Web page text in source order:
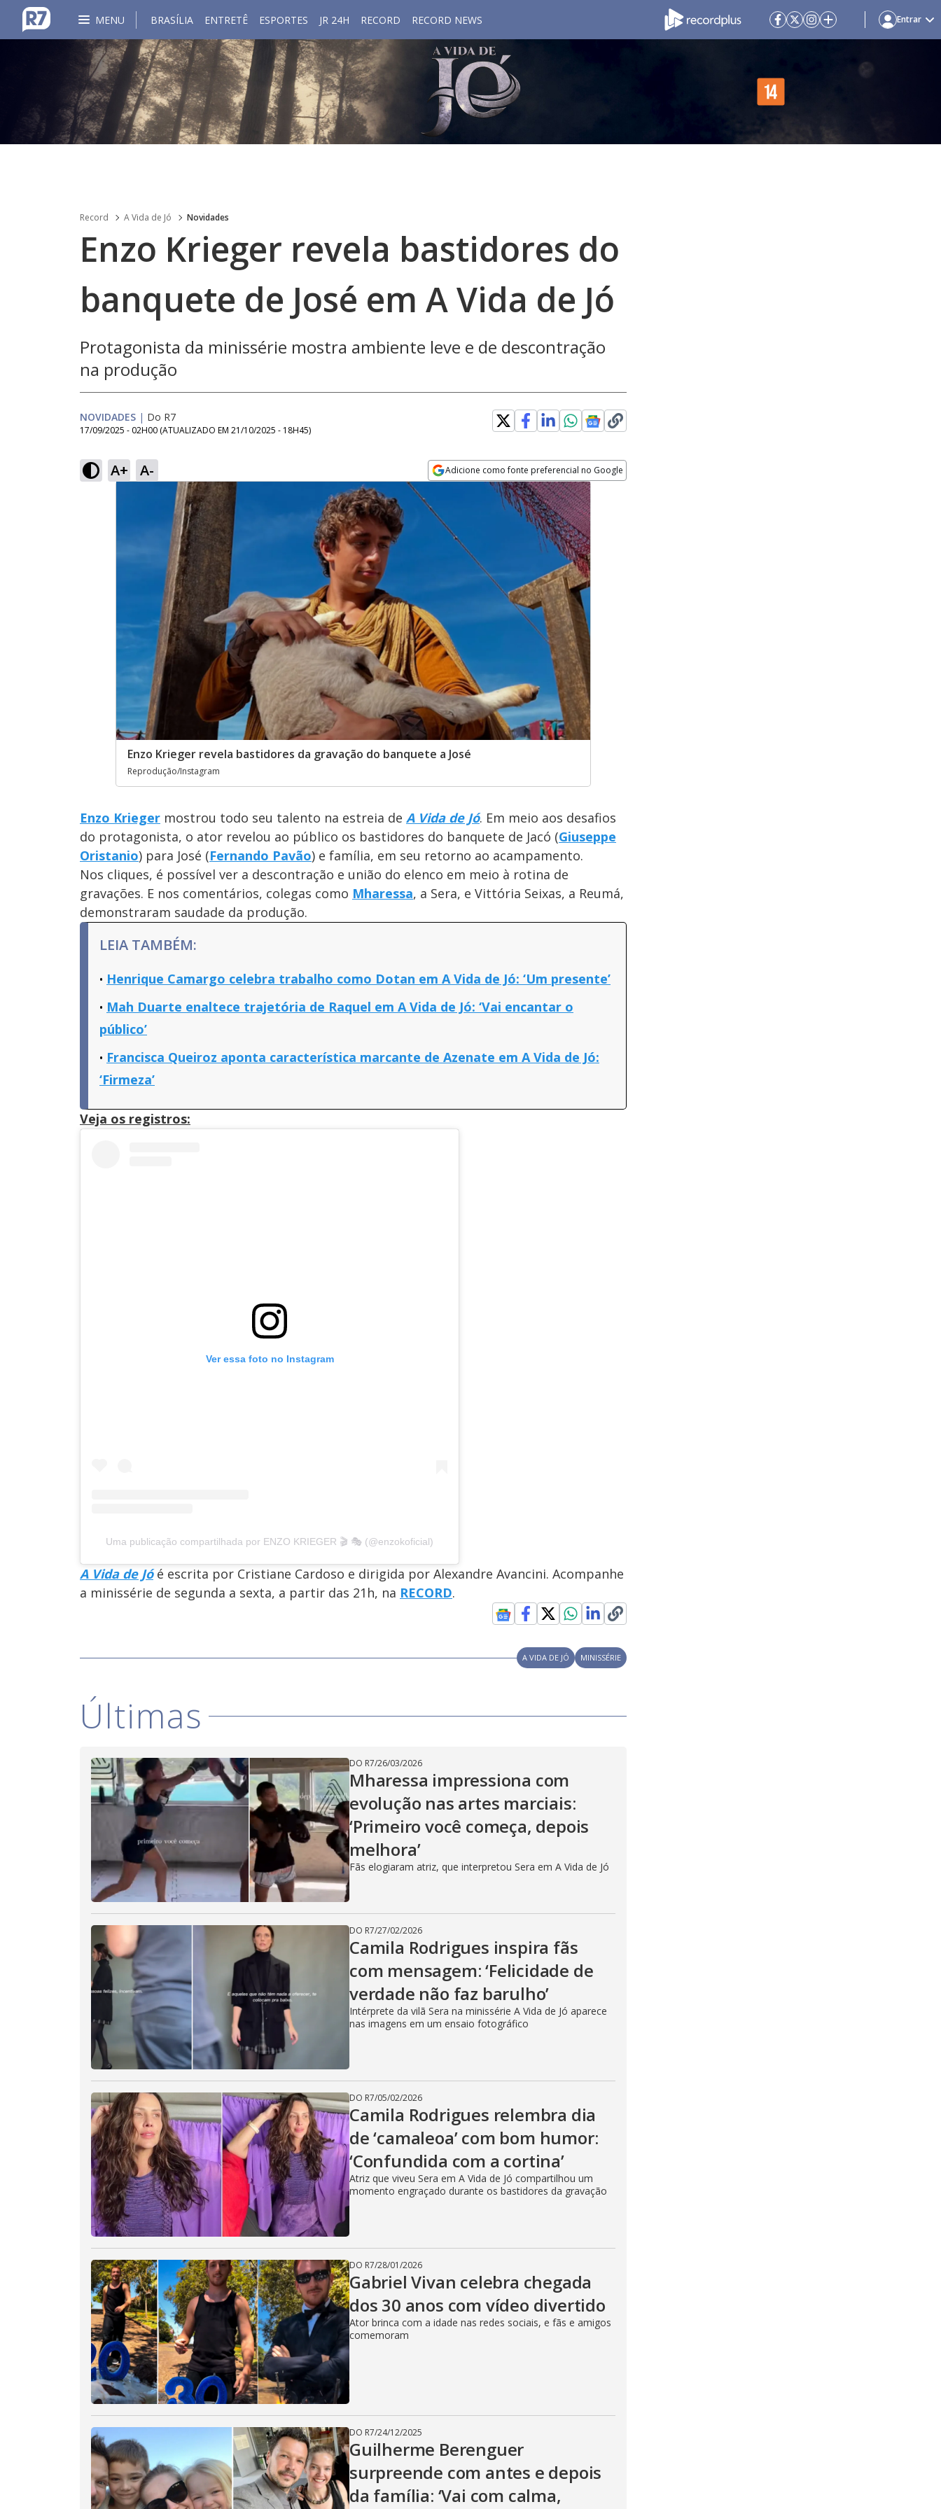
MENU BRASÍLIA ENTRETÊ ESPORTES JR 24H RECORD RECORD NEWS Entrar
Record A Vida de Jó Novidades
Enzo Krieger revela bastidores do
banquete de José em A Vida de Jó
Protagonista da minissérie mostra ambiente leve e de descontração
na produção
NOVIDADES | Do R7
17/09/2025 - 02H00 (ATUALIZADO EM 21/10/2025 - 18H45)
A+ A- Adicione como fonte preferencial no Google
Opens in new window
Enzo Krieger revela bastidores da gravação do banquete a José
Reprodução/Instagram
Enzo Krieger mostrou todo seu talento na estreia de A Vida de Jó. Em meio aos desafios
do protagonista, o ator revelou ao público os bastidores do banquete de Jacó (Giuseppe
Oristanio) para José (Fernando Pavão) e família, em seu retorno ao acampamento.
Nos cliques, é possível ver a descontração e união do elenco em meio à rotina de
gravações. E nos comentários, colegas como Mharessa, a Sera, e Vittória Seixas, a Reumá,
demonstraram saudade da produção.
LEIA TAMBÉM:
Henrique Camargo celebra trabalho como Dotan em A Vida de Jó: ‘Um presente’
Mah Duarte enaltece trajetória de Raquel em A Vida de Jó: ‘Vai encantar o
público’
Francisca Queiroz aponta característica marcante de Azenate em A Vida de Jó:
‘Firmeza’
Veja os registros:
Ver essa foto no Instagram
Uma publicação compartilhada por ENZO KRIEGER 🎬 🎭 (@enzokoficial)
A Vida de Jóé escrita por Cristiane Cardoso e dirigida por Alexandre Avancini. Acompanhe
a minissérie de segunda a sexta, a partir das 21h, na RECORD.
A VIDA DE JÓ MINISSÉRIE
Últimas
DO R7/26/03/2026
Mharessa impressiona com
evolução nas artes marciais:
‘Primeiro você começa, depois
melhora’
Fãs elogiaram atriz, que interpretou Sera em A Vida de Jó
DO R7/27/02/2026
Camila Rodrigues inspira fãs
com mensagem: ‘Felicidade de
verdade não faz barulho’
Intérprete da vilã Sera na minissérie A Vida de Jó aparece
nas imagens em um ensaio fotográfico
DO R7/05/02/2026
Camila Rodrigues relembra dia
de ‘camaleoa’ com bom humor:
‘Confundida com a cortina’
Atriz que viveu Sera em A Vida de Jó compartilhou um
momento engraçado durante os bastidores da gravação
DO R7/28/01/2026
Gabriel Vivan celebra chegada
dos 30 anos com vídeo divertido
Ator brinca com a idade nas redes sociais, e fãs e amigos
comemoram
DO R7/24/12/2025
Guilherme Berenguer
surpreende com antes e depois
da família: ‘Vai com calma,